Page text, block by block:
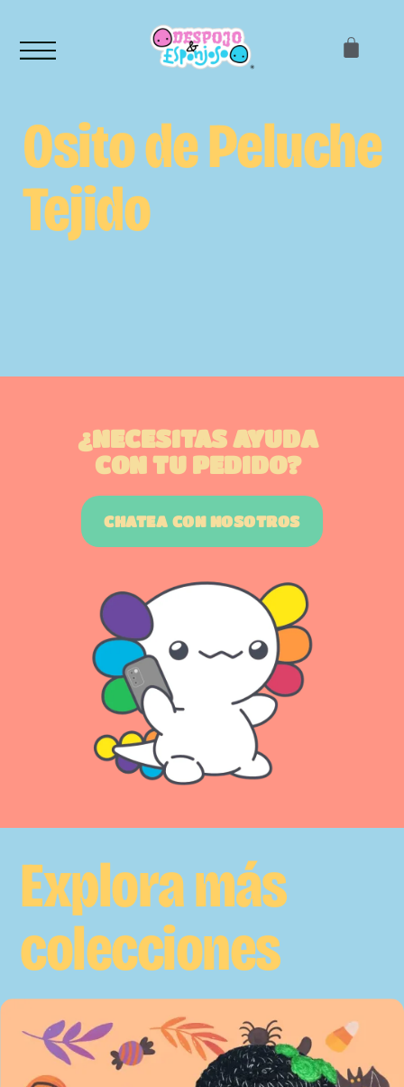
Osito de Peluche
Tejido
¿NECESITAS AYUDA
CON TU PEDIDO?
CHATEA CON NOSOTROS
Explora más
colecciones